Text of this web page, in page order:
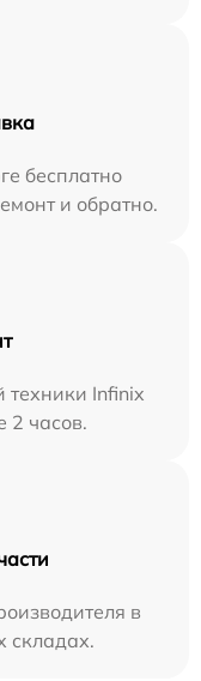
бесплатно
и обратно.
техники Infinix
2 часов.
в
складах.